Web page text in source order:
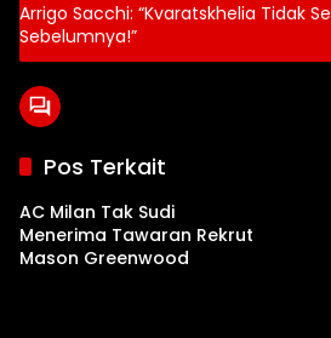
Arrigo Sacchi: “Kvaratskhelia Tidak
Sebelumnya!”
Pos Terkait
AC Milan Tak Sudi
Menerima Tawaran Rekrut
Mason Greenwood